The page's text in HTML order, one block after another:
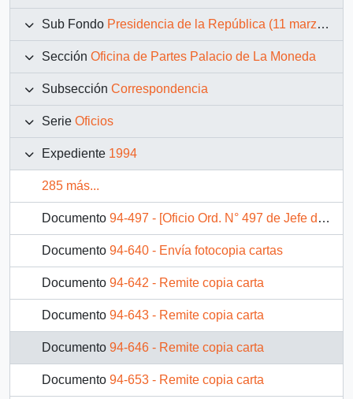
Sub Fondo Presidencia de la República (11 marzo 1990 – 11 marzo 1994)
Sección Oficina de Partes Palacio de La Moneda
Subsección Correspondencia
Serie Oficios
Expediente 1994
285 más...
Documento 94-497 - [Oficio Ord. N° 497 de Jefe de Gabinete Presidencial, remite copia de carta que se indica]
Documento 94-640 - Envía fotocopia cartas
Documento 94-642 - Remite copia carta
Documento 94-643 - Remite copia carta
Documento 94-646 - Remite copia carta
Documento 94-653 - Remite copia carta